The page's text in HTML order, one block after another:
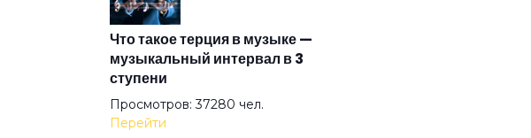
Дым
Журавль
Что такое терция в музыке —
музыкальный интервал в 3
ступени
Просмотров: 37280 чел.
Перейти